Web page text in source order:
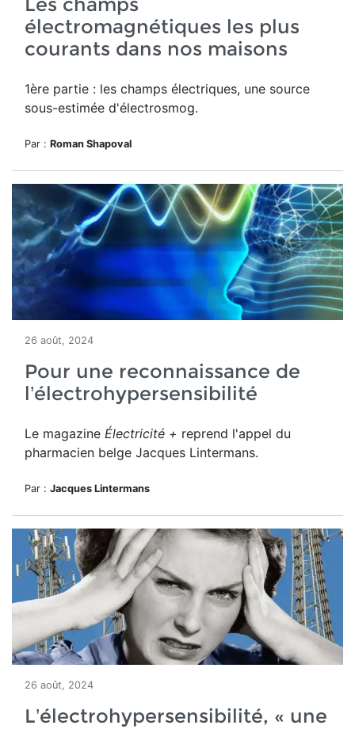
électromagnétiques les plus
courants dans nos maisons
1ère partie : les champs électriques, une source
sous-estimée d'électrosmog.
Par : Roman Shapoval
26 août, 2024
Pour une reconnaissance de
l’électrohypersensibilité
Le magazine Électricité + reprend l'appel du
pharmacien belge Jacques Lintermans.
Par : Jacques Lintermans
26 août, 2024
L’électrohypersensibilité, « une